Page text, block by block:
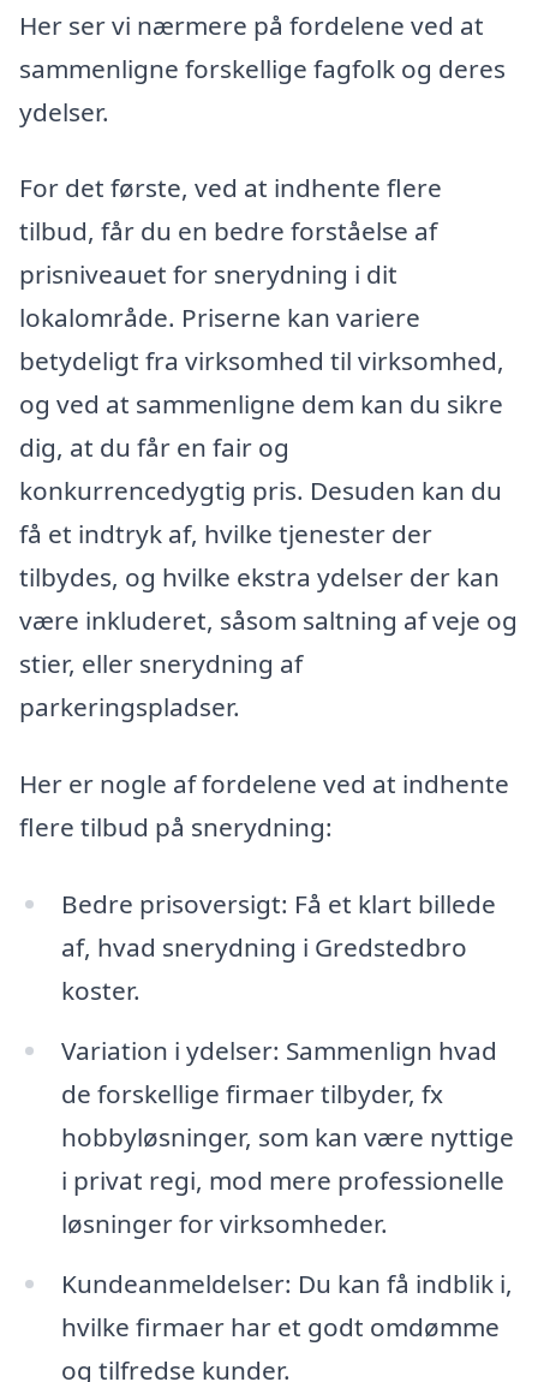
Her ser vi nærmere på fordelene ved at
sammenligne forskellige fagfolk og deres
ydelser.
For det første, ved at indhente flere
tilbud, får du en bedre forståelse af
prisniveauet for snerydning i dit
lokalområde. Priserne kan variere
betydeligt fra virksomhed til virksomhed,
og ved at sammenligne dem kan du sikre
dig, at du får en fair og
konkurrencedygtig pris. Desuden kan du
få et indtryk af, hvilke tjenester der
tilbydes, og hvilke ekstra ydelser der kan
være inkluderet, såsom saltning af veje og
stier, eller snerydning af
parkeringspladser.
Her er nogle af fordelene ved at indhente
flere tilbud på snerydning:
Bedre prisoversigt: Få et klart billede
af, hvad snerydning i Gredstedbro
koster.
Variation i ydelser: Sammenlign hvad
de forskellige firmaer tilbyder, fx
hobbyløsninger, som kan være nyttige
i privat regi, mod mere professionelle
løsninger for virksomheder.
Kundeanmeldelser: Du kan få indblik i,
hvilke firmaer har et godt omdømme
og tilfredse kunder.